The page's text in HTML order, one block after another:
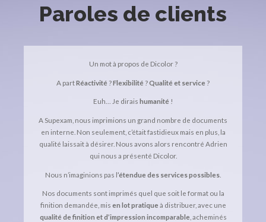
Paroles de clients
Un mot à propos de Dicolor ?
A partRéactivité ?Flexibilité ?Qualité et service ?
Euh… Je dirais humanité !
A Supexam, nous imprimions un grand nombre de documents
en interne. Non seulement, c’était fastidieux mais en plus, la
qualité laissait à désirer. Nous avons alors rencontré Adrien
qui nous a présenté Dicolor.
Nous n’imaginions pas l’étendue des services possibles
Nos documents sont imprimés quel que soit le format ou la
finition demandée, mis en lot pratique à distribuer, avec une
qualité de finition et d’impression incomparable , acheminés